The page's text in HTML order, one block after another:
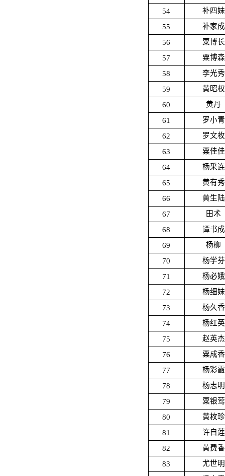
54 补四妹
55 补家成
56 粟博长
57 粟博森
58 李光秀
59 黄昭权
60 黄丹
61 罗小青
62 罗文枚
63 粟佳佳
64 杨采连
65 黄有秀
66 黄生陆
67 田术
68 谭书成
69 杨柳
70 杨学芬
71 杨必娥
72 杨细妹
73 杨久香
74 杨红英
75 赵英杰
76 粟成香
77 杨彩霞
78 杨志明
79 粟银莺
80 黄枚珍
81 许自莲
82 黄费香
83 尤世明